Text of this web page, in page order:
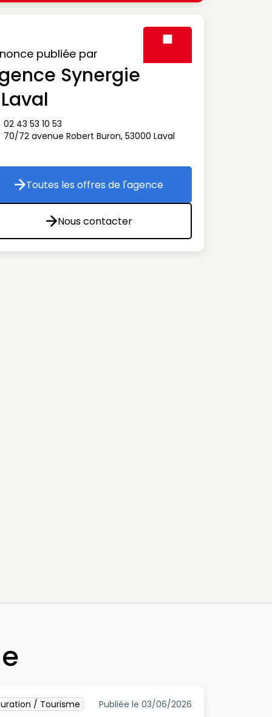
publiée par
Synergie
téléphone
02 43 53 10 53
adresse
70/72 avenue Robert Buron, 53000 Laval
Toutes les offres de l'agence
Toutes les offres de l'agence
Nous contacter
Nous contacter
/ Tourisme Publiée le 03/06/2026